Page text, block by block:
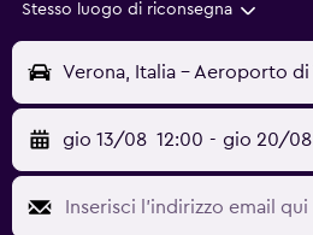
Stesso luogo di riconsegna
gio 13/08 12:00 - gio 20/08